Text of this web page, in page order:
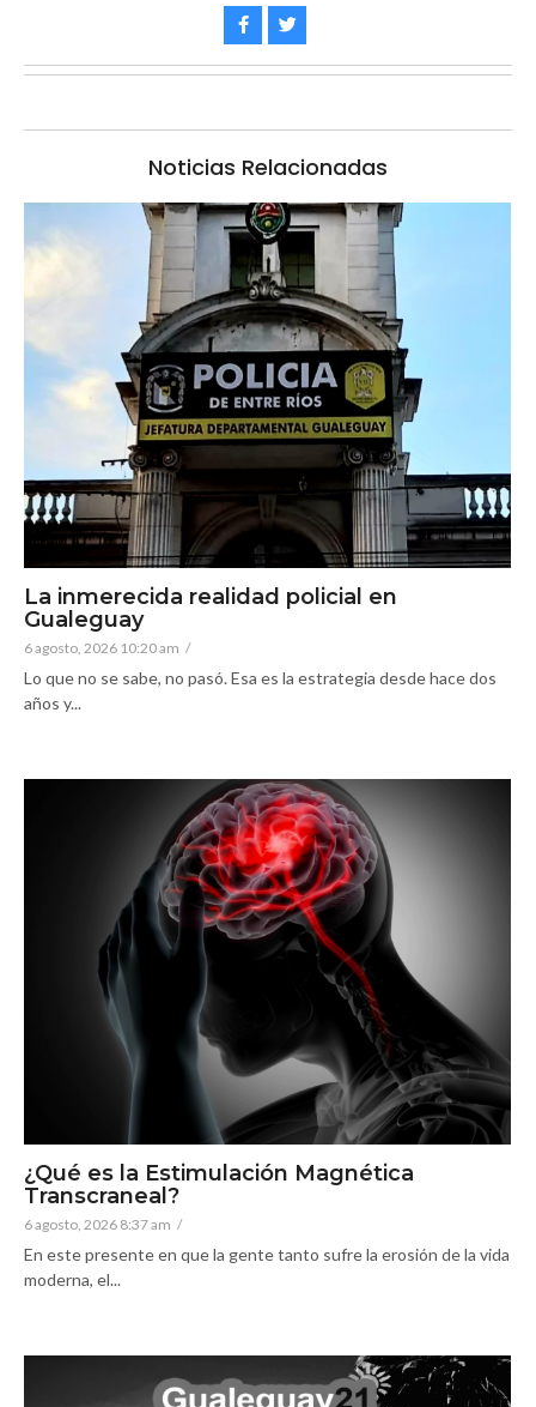
Noticias Relacionadas
La inmerecida realidad policial en
Gualeguay
6 agosto, 2026 10:20 am /
Lo que no se sabe, no pasó. Esa es la estrategia desde hace dos
años y...
¿Qué es la Estimulación Magnética
Transcraneal?
6 agosto, 2026 8:37 am /
En este presente en que la gente tanto sufre la erosión de la vida
moderna, el...